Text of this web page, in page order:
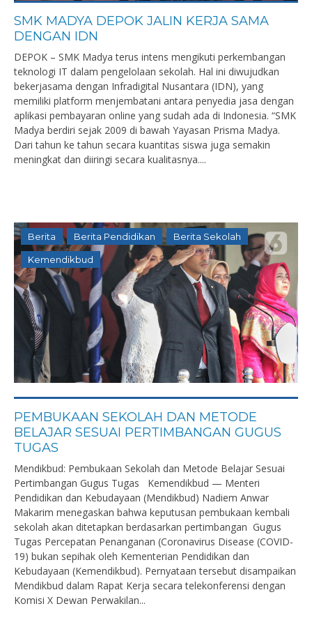
SMK MADYA DEPOK JALIN KERJA SAMA
DENGAN IDN
DEPOK – SMK Madya terus intens mengikuti perkembangan
teknologi IT dalam pengelolaan sekolah. Hal ini diwujudkan
bekerjasama dengan Infradigital Nusantara (IDN), yang
memiliki platform menjembatani antara penyedia jasa dengan
aplikasi pembayaran online yang sudah ada di Indonesia. “SMK
Madya berdiri sejak 2009 di bawah Yayasan Prisma Madya.
Dari tahun ke tahun secara kuantitas siswa juga semakin
meningkat dan diiringi secara kualitasnya....
Berita Berita Pendidikan Berita Sekolah
Kemendikbud
PEMBUKAAN SEKOLAH DAN METODE
BELAJAR SESUAI PERTIMBANGAN GUGUS
TUGAS
Mendikbud: Pembukaan Sekolah dan Metode Belajar Sesuai
Pertimbangan Gugus Tugas Kemendikbud — Menteri
Pendidikan dan Kebudayaan (Mendikbud) Nadiem Anwar
Makarim menegaskan bahwa keputusan pembukaan kembali
sekolah akan ditetapkan berdasarkan pertimbangan Gugus
Tugas Percepatan Penanganan (Coronavirus Disease (COVID-
19) bukan sepihak oleh Kementerian Pendidikan dan
Kebudayaan (Kemendikbud). Pernyataan tersebut disampaikan
Mendikbud dalam Rapat Kerja secara telekonferensi dengan
Komisi X Dewan Perwakilan...